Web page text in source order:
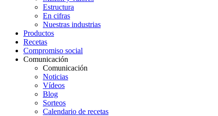
Estructura
En cifras
Nuestras industrias
Productos
Recetas
Compromiso social
Comunicación
Comunicación
Noticias
Vídeos
Blog
Sorteos
Calendario de recetas